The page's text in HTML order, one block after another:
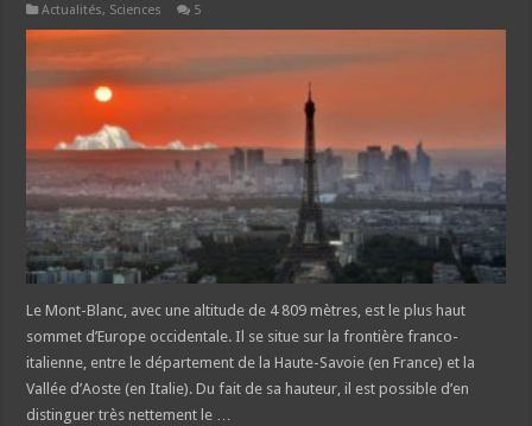
Actualités, Sciences 5
Le Mont-Blanc, avec une altitude de 4 809 mètres, est le plus haut
sommet d’Europe occidentale. Il se situe sur la frontière franco-
italienne, entre le département de la Haute-Savoie (en France) et la
Vallée d’Aoste (en Italie). Du fait de sa hauteur, il est possible d’en
distinguer très nettement le …